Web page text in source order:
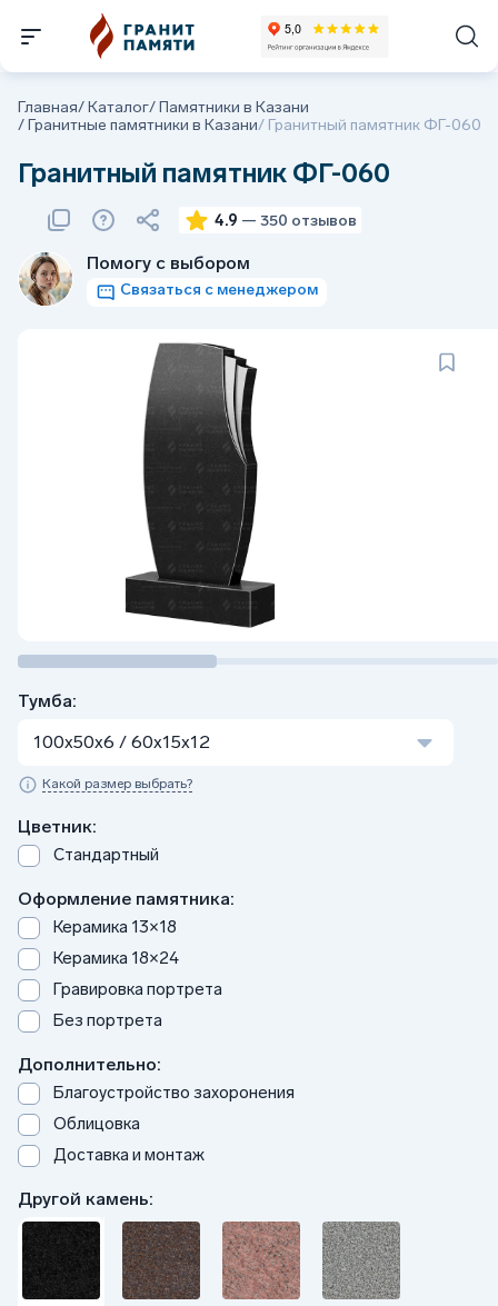
Главная/Каталог/Памятники в Казани
/Гранитные памятники в Казани/ Гранитный памятник ФГ-060
Гранитный памятник ФГ-060
4.9 — 350 отзывов
Помогу с выбором
Связаться с менеджером
Тумба:
100x50x6 / 60x15x12
Какой размер выбрать?
Цветник:
Стандартный
Оформление памятника:
Керамика 13×18
Керамика 18×24
Гравировка портрета
Без портрета
Дополнительно:
Благоустройство захоронения
Облицовка
Доставка и монтаж
Другой камень: